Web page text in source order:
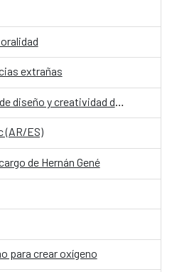
extrañas
(AR/ES)
de Hernán Gené
para crear oxígeno